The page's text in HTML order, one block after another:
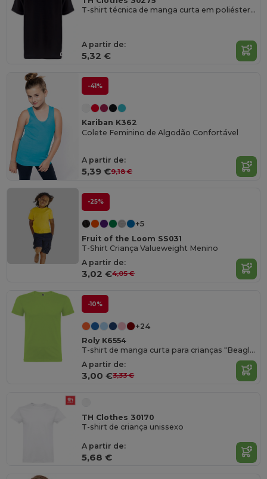
T-shirt técnica de manga curta em poliéster para criança
A partir de:
5,32 €
-41%
Kariban K362
Colete Feminino de Algodão Confortável
A partir de:
5,39 €9,18 €
-25%
+5
Fruit of the Loom SS031
T-Shirt Criança Valueweight Menino
A partir de:
3,02 €4,05 €
-10%
+24
Roly K6554
T-shirt de manga curta para crianças "Beagle"
A partir de:
3,00 €3,33 €
TH Clothes 30170
T-shirt de criança unissexo
A partir de:
5,68 €